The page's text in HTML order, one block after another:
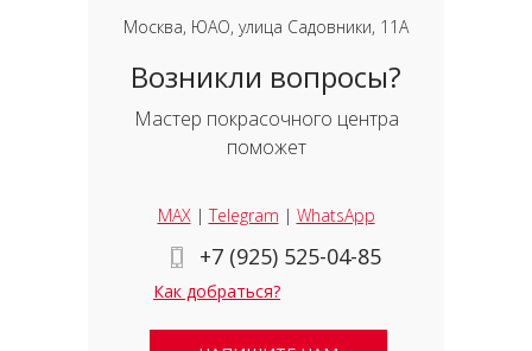
Москва, ЮАО, улица Садовники, 11А
Возникли вопросы?
Мастер покрасочного центра
поможет
MAX|Telegram | WhatsApp
+7 (925) 525-04-85
Как добраться?